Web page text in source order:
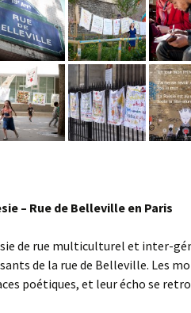
Oberelsbach
Ode an die Freude
Poesie, Kunst, Musik,
Seminare
Versions
– Rue de Belleville en Paris
de rue multiculturel et inter-
de la rue de Belleville. Les
poétiques, et leur écho se